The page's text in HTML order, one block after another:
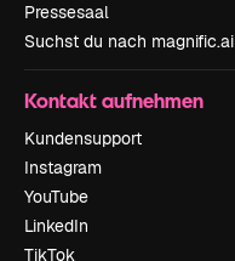
Pressesaal
Suchst du nach magnific.ai
Kontakt aufnehmen
Kundensupport
Instagram
YouTube
LinkedIn
TikTok